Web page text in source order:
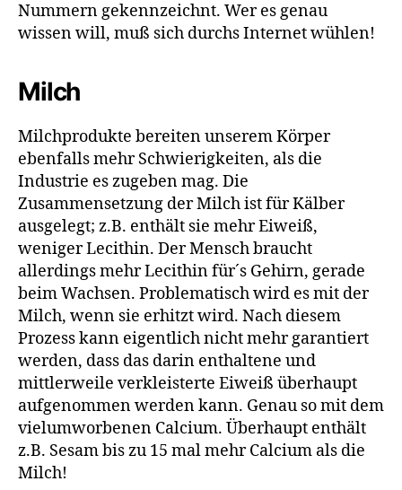
Nummern gekennzeichnt. Wer es genau
wissen will, muß sich durchs Internet wühlen!
Milch
Milchprodukte bereiten unserem Körper
ebenfalls mehr Schwierigkeiten, als die
Industrie es zugeben mag. Die
Zusammensetzung der Milch ist für Kälber
ausgelegt; z.B. enthält sie mehr Eiweiß,
weniger Lecithin. Der Mensch braucht
allerdings mehr Lecithin für´s Gehirn, gerade
beim Wachsen. Problematisch wird es mit der
Milch, wenn sie erhitzt wird. Nach diesem
Prozess kann eigentlich nicht mehr garantiert
werden, dass das darin enthaltene und
mittlerweile verkleisterte Eiweiß überhaupt
aufgenommen werden kann. Genau so mit dem
vielumworbenen Calcium. Überhaupt enthält
z.B. Sesam bis zu 15 mal mehr Calcium als die
Milch!